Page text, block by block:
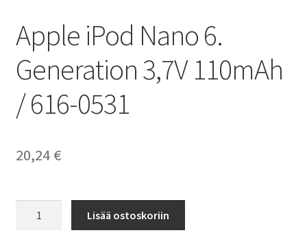
Apple iPod Nano 6.
Generation 3,7V 110mAh
/ 616-0531
20,24 €
Lisää ostoskoriin